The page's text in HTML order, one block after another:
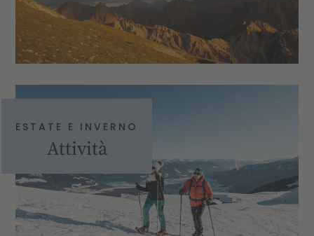
ESTATE E INVERNO
Attività